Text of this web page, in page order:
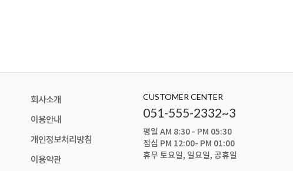
회사소개
이용안내
개인정보처리방침
이용약관
CUSTOMER CENTER
051-555-2332~3
평일 AM 8:30 - PM 05:30
점심 PM 12:00- PM 01:00
휴무 토요일, 일요일, 공휴일